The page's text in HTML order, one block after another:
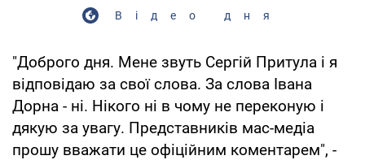
Відео дня
"Доброго дня. Мене звуть Сергій Притула і я
відповідаю за свої слова. За слова Івана
Дорна - ні. Нікого ні в чому не переконую і
дякую за увагу. Представників мас-медіа
прошу вважати це офіційним коментарем", -